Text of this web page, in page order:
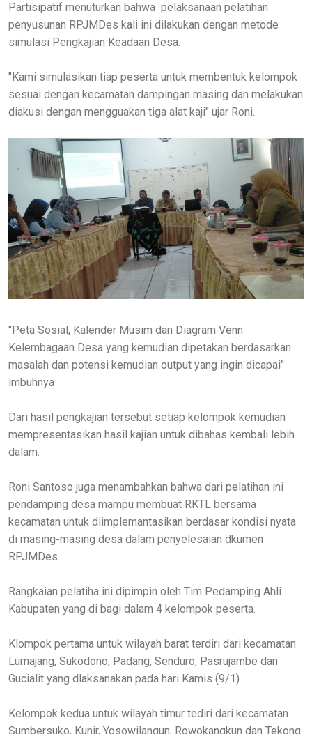
Partisipatif menuturkan bahwa pelaksanaan pelatihan
penyusunan RPJMDes kali ini dilakukan dengan metode
simulasi Pengkajian Keadaan Desa.
"Kami simulasikan tiap peserta untuk membentuk kelompok
sesuai dengan kecamatan dampingan masing dan melakukan
diakusi dengan mengguakan tiga alat kaji" ujar Roni.
"Peta Sosial, Kalender Musim dan Diagram Venn
Kelembagaan Desa yang kemudian dipetakan berdasarkan
masalah dan potensi kemudian output yang ingin dicapai"
imbuhnya
Dari hasil pengkajian tersebut setiap kelompok kemudian
mempresentasikan hasil kajian untuk dibahas kembali lebih
dalam.
Roni Santoso juga menambahkan bahwa dari pelatihan ini
pendamping desa mampu membuat RKTL bersama
kecamatan untuk diimplemantasikan berdasar kondisi nyata
di masing-masing desa dalam penyelesaian dkumen
RPJMDes.
Rangkaian pelatiha ini dipimpin oleh Tim Pedamping Ahli
Kabupaten yang di bagi dalam 4 kelompok peserta.
Klompok pertama untuk wilayah barat terdiri dari kecamatan
Lumajang, Sukodono, Padang, Senduro, Pasrujambe dan
Gucialit yang dlaksanakan pada hari Kamis (9/1).
Kelompok kedua untuk wilayah timur tediri dari kecamatan
Sumbersuko, Kunir, Yosowilangun, Rowokangkun dan Tekong